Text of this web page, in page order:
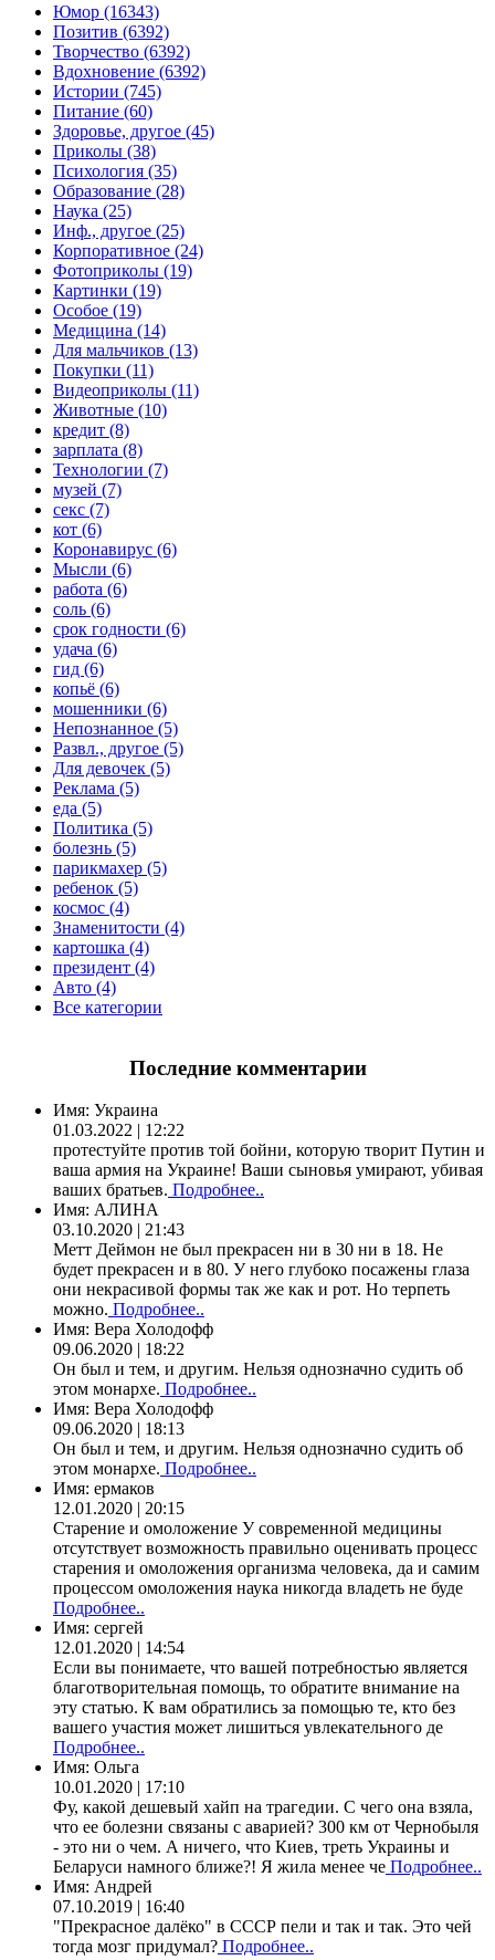
Юмор (16343)
Позитив (6392)
Творчество (6392)
Вдохновение (6392)
Истории (745)
Питание (60)
Здоровье, другое (45)
Приколы (38)
Психология (35)
Образование (28)
Наука (25)
Инф., другое (25)
Корпоративное (24)
Фотоприколы (19)
Картинки (19)
Особое (19)
Медицина (14)
Для мальчиков (13)
Покупки (11)
Видеоприколы (11)
Животные (10)
кредит (8)
зарплата (8)
Технологии (7)
музей (7)
секс (7)
кот (6)
Коронавирус (6)
Мысли (6)
работа (6)
соль (6)
срок годности (6)
удача (6)
гид (6)
копьё (6)
мошенники (6)
Непознанное (5)
Развл., другое (5)
Для девочек (5)
Реклама (5)
еда (5)
Политика (5)
болезнь (5)
парикмахер (5)
ребенок (5)
космос (4)
Знаменитости (4)
картошка (4)
президент (4)
Авто (4)
Все категории
Последние комментарии
Имя: Украина
01.03.2022 | 12:22
протестуйте против той бойни, которую творит Путин и
ваша армия на Украине! Ваши сыновья умирают, убивая
ваших братьев. Подробнее..
Имя: АЛИНА
03.10.2020 | 21:43
Метт Деймон не был прекрасен ни в 30 ни в 18. Не
будет прекрасен и в 80. У него глубоко посажены глаза
они некрасивой формы так же как и рот. Но терпеть
можно. Подробнее..
Имя: Вера Холодофф
09.06.2020 | 18:22
Он был и тем, и другим. Нельзя однозначно судить об
этом монархе. Подробнее..
Имя: Вера Холодофф
09.06.2020 | 18:13
Он был и тем, и другим. Нельзя однозначно судить об
этом монархе. Подробнее..
Имя: ермаков
12.01.2020 | 20:15
Старение и омоложение У современной медицины
отсутствует возможность правильно оценивать процесс
старения и омоложения организма человека, да и самим
процессом омоложения наука никогда владеть не буде
Подробнее..
Имя: сергей
12.01.2020 | 14:54
Если вы понимаете, что вашей потребностью является
благотворительная помощь, то обратите внимание на
эту статью. К вам обратились за помощью те, кто без
вашего участия может лишиться увлекательного де
Подробнее..
Имя: Ольга
10.01.2020 | 17:10
Фу, какой дешевый хайп на трагедии. С чего она взяла,
что ее болезни связаны с аварией? 300 км от Чернобыля
- это ни о чем. А ничего, что Киев, треть Украины и
Беларуси намного ближе?! Я жила менее че Подробнее..
Имя: Андрей
07.10.2019 | 16:40
"Прекрасное далёко" в СССР пели и так и так. Это чей
тогда мозг придумал? Подробнее..